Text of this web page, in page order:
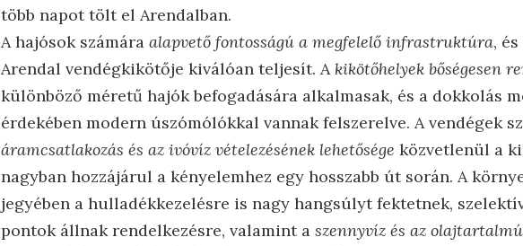
több napot tölt el Arendalban.
A hajósok számára alapvető fontosságú a megfelelő infrastruktúra,
Arendal vendégkikötője kiválóan teljesít. A kikötőhelyek bőségesen
különböző méretű hajók befogadására alkalmasak, és a dokkolás
érdekében modern úszómólókkal vannak felszerelve. A vendégek
áramcsatlakozás és az ivóvíz vételezésének lehetősége közvetlenül a
nagyban hozzájárul a kényelemhez egy hosszabb út során. A
jegyében a hulladékkezelésre is nagy hangsúlyt fektetnek,
pontok állnak rendelkezésre, valamint a szennyvíz és az